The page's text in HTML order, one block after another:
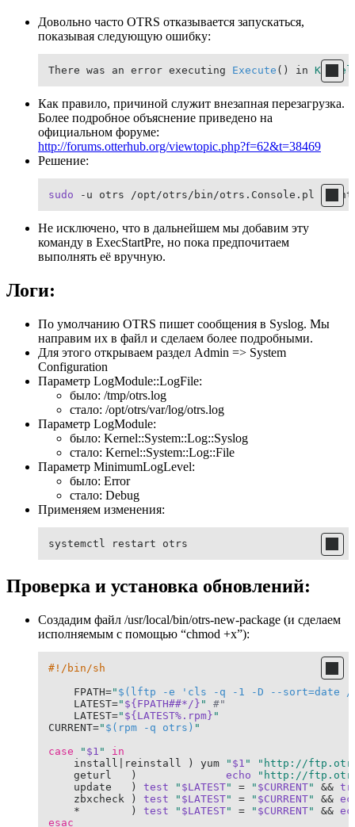
Довольно часто OTRS отказывается запускаться,
показывая следующую ошибку:
There was an error executing Execute () in Kernel
Как правило, причиной служит внезапная перезагрузка.
Более подробное объяснение приведено на
официальном форуме:
http://forums.otterhub.org/viewtopic.php?f=62&t=38469
Решение:
sudo -u otrs /opt/otrs/bin/otrs.Console.pl
Не исключено, что в дальнейшем мы добавим эту
команду в ExecStartPre, но пока предпочитаем
выполнять её вручную.
Логи:
По умолчанию OTRS пишет сообщения в Syslog. Мы
направим их в файл и сделаем более подробными.
Для этого открываем раздел Admin => System
Configuration
Параметр LogModule::LogFile:
было: /tmp/otrs.log
стало: /opt/otrs/var/log/otrs.log
Параметр LogModule:
было: Kernel::System::Log::Syslog
стало: Kernel::System::Log::File
Параметр MinimumLogLevel:
было: Error
стало: Debug
Применяем изменения:
systemctl restart otrs
Проверка и установка обновлений:
Создадим файл /usr/local/bin/otrs-new-package (и сделаем
исполняемым с помощью “chmod +x”):
#!/bin/sh
    FPATH=
" $(lftp -e 'cls -q -1 -D --sort=date /
    LATEST=
" ${FPATH##*/} "
#"
    LATEST=
" ${LATEST%.rpm} "
CURRENT=" $(rpm -q otrs) "
case
" $1 "
in
    install|reinstall ) yum
" $1 "
"http://
    geturl   )
echo
"http://
    update   )
test " $LATEST" = " $CURRENT" &&
    zbxcheck )
test " $LATEST" = " $CURRENT" &&
    *        )
test " $LATEST" = " $CURRENT" &&
esac